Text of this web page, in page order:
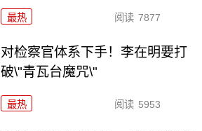
最热 阅读 7877
对检察官体系下手！李在明要打
破\"青瓦台魔咒\"
最热 阅读 5953